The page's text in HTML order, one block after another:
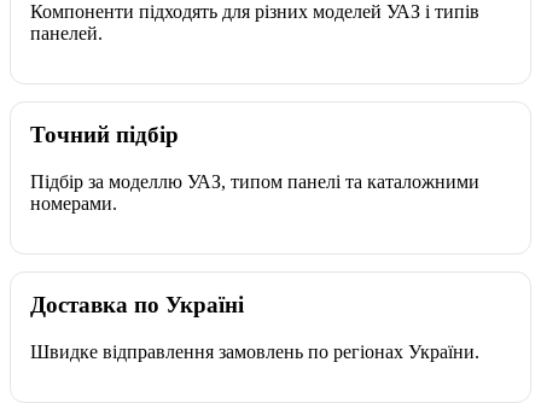
Компоненти підходять для різних моделей УАЗ і типів
панелей.
Точний підбір
Підбір за моделлю УАЗ, типом панелі та каталожними
номерами.
Доставка по Україні
Швидке відправлення замовлень по регіонах України.